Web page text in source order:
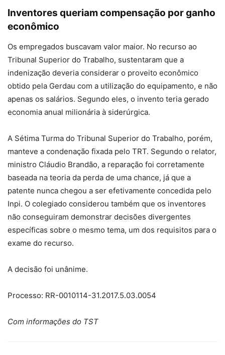
Inventores queriam compensação por ganho
econômico
Os empregados buscavam valor maior. No recurso ao
Tribunal Superior do Trabalho, sustentaram que a
indenização deveria considerar o proveito econômico
obtido pela Gerdau com a utilização do equipamento, e não
apenas os salários. Segundo eles, o invento teria gerado
economia anual milionária à siderúrgica.
A Sétima Turma do Tribunal Superior do Trabalho, porém,
manteve a condenação fixada pelo TRT. Segundo o relator,
ministro Cláudio Brandão, a reparação foi corretamente
baseada na teoria da perda de uma chance, já que a
patente nunca chegou a ser efetivamente concedida pelo
Inpi. O colegiado considerou também que os inventores
não conseguiram demonstrar decisões divergentes
específicas sobre o mesmo tema, um dos requisitos para o
exame do recurso.
A decisão foi unânime.
Processo: RR-0010114-31.2017.5.03.0054
Com informações do TST